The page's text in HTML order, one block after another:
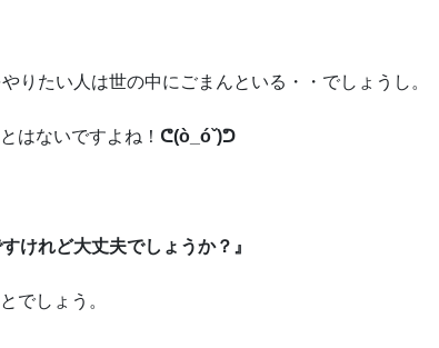
りたい人は世の中にごまんといる・・でしょうし。
はないですよね！ ᕦ(ò_óˇ)ᕤ
けれど大丈夫でしょうか？』
でしょう。